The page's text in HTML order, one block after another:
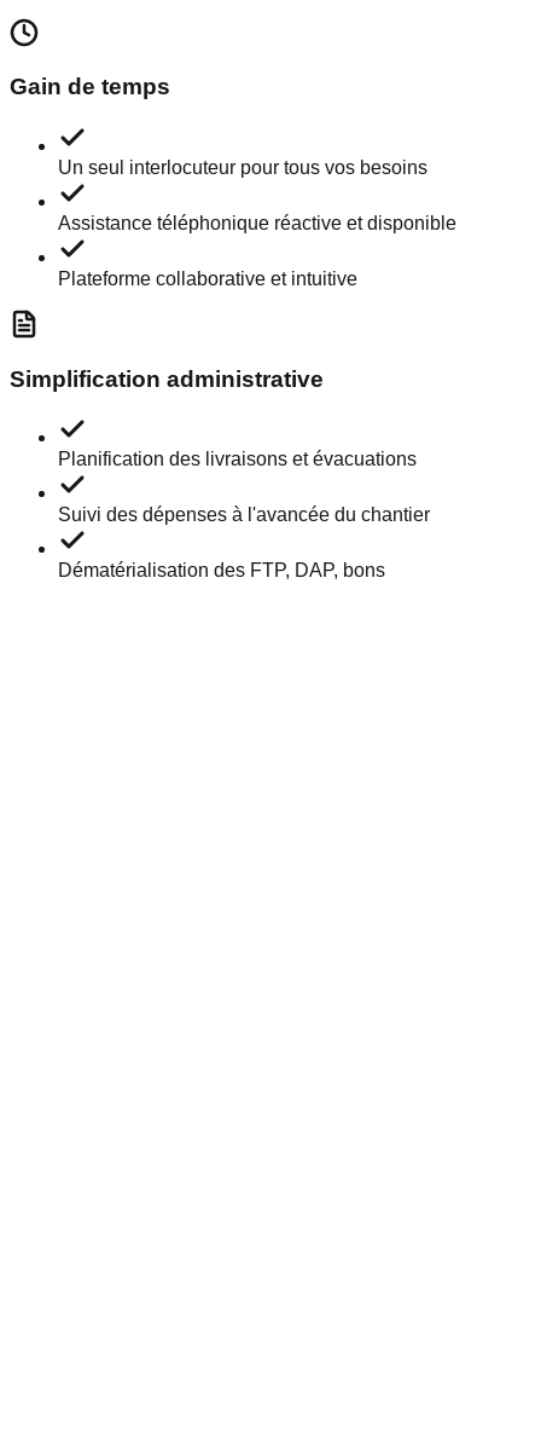
Gain de temps
Un seul interlocuteur pour tous vos besoins
Assistance téléphonique réactive et disponible
Plateforme collaborative et intuitive
Simplification administrative
Planification des livraisons et évacuations
Suivi des dépenses à l'avancée du chantier
Dématérialisation des FTP, DAP, bons